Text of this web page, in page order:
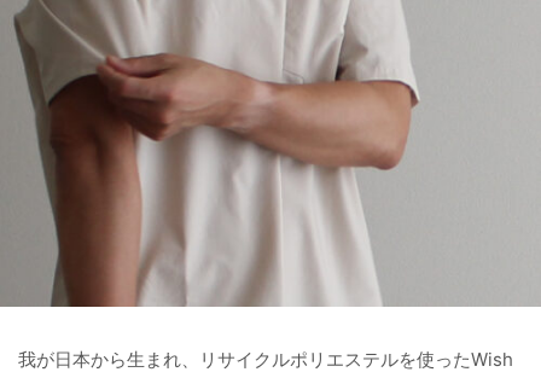
我が日本から生まれ、リサイクルポリエステルを使ったWish